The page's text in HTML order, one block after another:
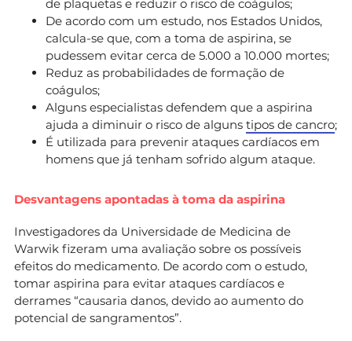
de plaquetas e reduzir o risco de coágulos;
De acordo com um estudo, nos Estados Unidos,
calcula-se que, com a toma de aspirina, se
pudessem evitar cerca de 5.000 a 10.000 mortes;
Reduz as probabilidades de formação de
coágulos;
Alguns especialistas defendem que a aspirina
ajuda a diminuir o risco de alguns tipos de cancro;
É utilizada para prevenir ataques cardíacos em
homens que já tenham sofrido algum ataque.
Desvantagens apontadas à toma da aspirina
Investigadores da Universidade de Medicina de
Warwik fizeram uma avaliação sobre os possíveis
efeitos do medicamento. De acordo com o estudo,
tomar aspirina para evitar ataques cardíacos e
derrames “causaria danos, devido ao aumento do
potencial de sangramentos”.